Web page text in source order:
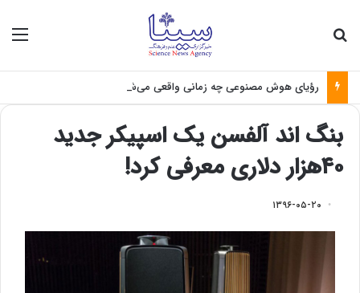
رؤیای هوش مصنوعی چه زمانی واقعی می‌شود؟
بنگ‌ اند آلفسن یک اسپیکر جدید
۴۰هزار دلاری معرفی کرد!
۱۳۹۶-۰۵-۲۰